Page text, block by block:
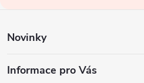
í
Novinky
Informace pro Vás